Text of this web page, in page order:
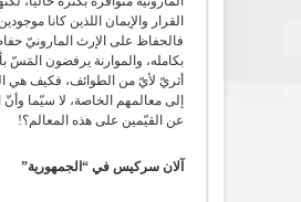
القرار والإيمان اللذين كانا
فالحفاظ على الإرث المارونيّ
بكامله، والموارنة يرفضون المَسّ
أثريّ لأيّ من الطوائف، فكيف هي
إلى معالمهم الخاصة، لا سيّما وأنّ
عن القيّمين على هذه المعالم؟!
آلان سركيس في “الجمهورية”